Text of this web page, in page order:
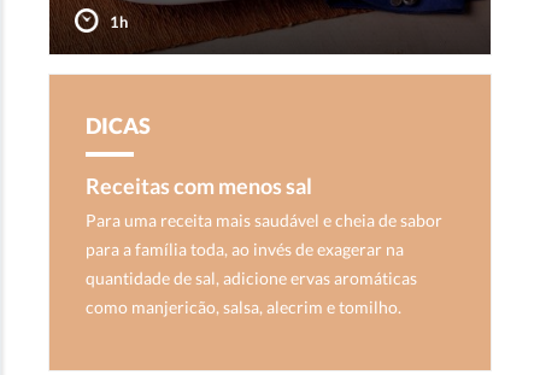
1h
DICAS
Receitas com menos sal
Para uma receita mais saudável e cheia de sabor
para a família toda, ao invés de exagerar na
quantidade de sal, adicione ervas aromáticas
como manjericão, salsa, alecrim e tomilho.